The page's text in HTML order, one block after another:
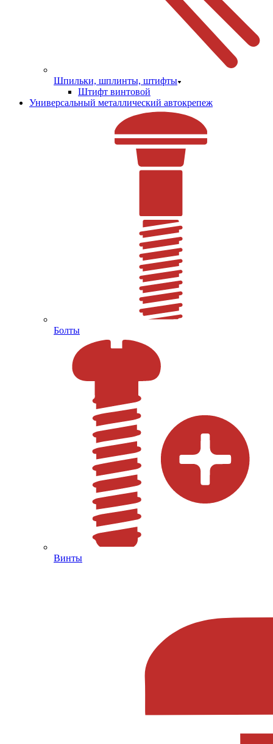
Шпильки, шплинты, штифты
Штифт винтовой
Универсальный металлический автокрепеж
Болты
Винты